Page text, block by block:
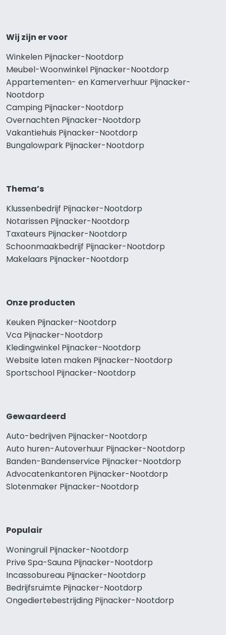
Wij zijn er voor
Winkelen Pijnacker-Nootdorp
Meubel-Woonwinkel Pijnacker-Nootdorp
Appartementen- en Kamerverhuur Pijnacker-
Nootdorp
Camping Pijnacker-Nootdorp
Overnachten Pijnacker-Nootdorp
Vakantiehuis Pijnacker-Nootdorp
Bungalowpark Pijnacker-Nootdorp
Thema’s
Klussenbedrijf Pijnacker-Nootdorp
Notarissen Pijnacker-Nootdorp
Taxateurs Pijnacker-Nootdorp
Schoonmaakbedrijf Pijnacker-Nootdorp
Makelaars Pijnacker-Nootdorp
Onze producten
Keuken Pijnacker-Nootdorp
Vca Pijnacker-Nootdorp
Kledingwinkel Pijnacker-Nootdorp
Website laten maken Pijnacker-Nootdorp
Sportschool Pijnacker-Nootdorp
Gewaardeerd
Auto-bedrijven Pijnacker-Nootdorp
Auto huren-Autoverhuur Pijnacker-Nootdorp
Banden-Bandenservice Pijnacker-Nootdorp
Advocatenkantoren Pijnacker-Nootdorp
Slotenmaker Pijnacker-Nootdorp
Populair
Woningruil Pijnacker-Nootdorp
Prive Spa-Sauna Pijnacker-Nootdorp
Incassobureau Pijnacker-Nootdorp
Bedrijfsruimte Pijnacker-Nootdorp
Ongediertebestrijding Pijnacker-Nootdorp